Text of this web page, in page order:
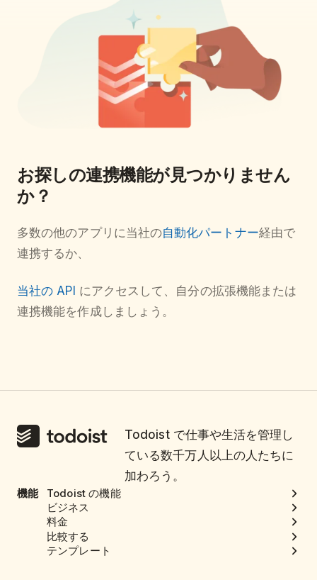
お探しの連携機能が見つかりません
か？
多数の他のアプリに当社の自動化パートナー経由で
連携するか、
当社の API にアクセスして、自分の拡張機能または
連携機能を作成しましょう。
Todoist で仕事や生活を管理し
ている数千万人以上の人たちに
加わろう。
機能
Todoist の機能
ビジネス
料金
比較する
テンプレート